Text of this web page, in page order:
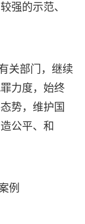
强的示范、
关部门，继续
力度，始终
势，维护国
公平、和
例